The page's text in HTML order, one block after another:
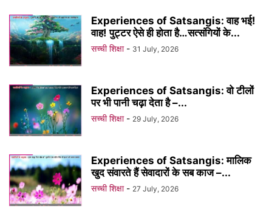
Experiences of Satsangis: वाह भई!
वाह! पुट्टर ऐसे ही होता है…सत्संगियों के...
सच्ची शिक्षा - 31 July, 2026
Experiences of Satsangis: वो टीलों
पर भी पानी चढ़ा देता है –...
सच्ची शिक्षा - 29 July, 2026
Experiences of Satsangis: मालिक
खुद संवारते हैं सेवादारों के सब काज –...
सच्ची शिक्षा - 27 July, 2026